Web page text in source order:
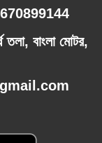
তলা, বাংলা মোটর,